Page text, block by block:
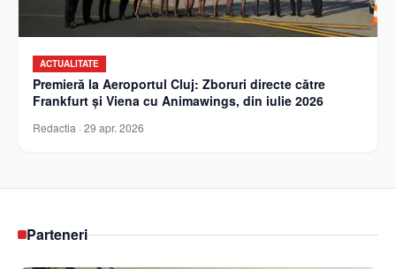
ACTUALITATE
Premieră la Aeroportul Cluj: Zboruri directe către
Frankfurt și Viena cu Animawings, din iulie 2026
Redactia · 29 apr. 2026
Parteneri